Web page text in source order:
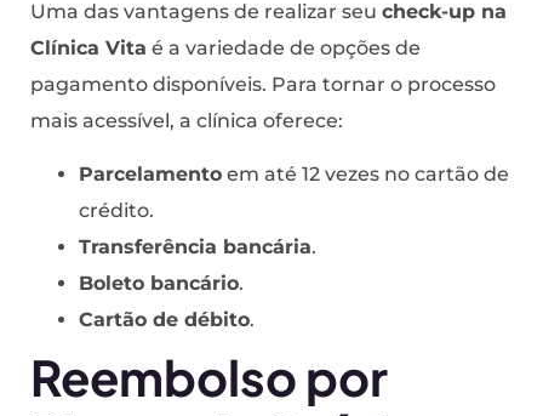
Uma das vantagens de realizar seu check-up na
Clínica Vita é a variedade de opções de
pagamento disponíveis. Para tornar o processo
mais acessível, a clínica oferece:
Parcelamento em até 12 vezes no cartão de
crédito.
Transferência bancária.
Boleto bancário.
Cartão de débito.
Reembolso por